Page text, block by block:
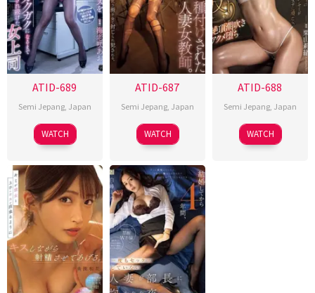
ATID-689
Semi Jepang, Japan
WATCH
ATID-687
Semi Jepang, Japan
WATCH
ATID-688
Semi Jepang, Japan
WATCH